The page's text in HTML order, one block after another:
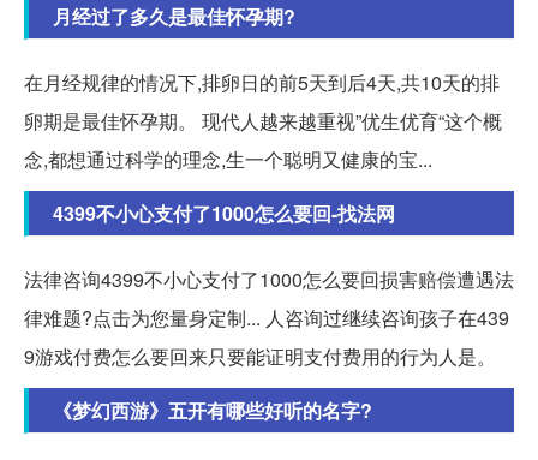
月经过了多久是最佳怀孕期?
在月经规律的情况下,排卵日的前5天到后4天,共10天的排
卵期是最佳怀孕期。 现代人越来越重视”优生优育“这个概
念,都想通过科学的理念,生一个聪明又健康的宝...
4399不小心支付了1000怎么要回-找法网
法律咨询4399不小心支付了1000怎么要回损害赔偿遭遇法
律难题?点击为您量身定制... 人咨询过继续咨询孩子在439
9游戏付费怎么要回来只要能证明支付费用的行为人是。
《梦幻西游》五开有哪些好听的名字?